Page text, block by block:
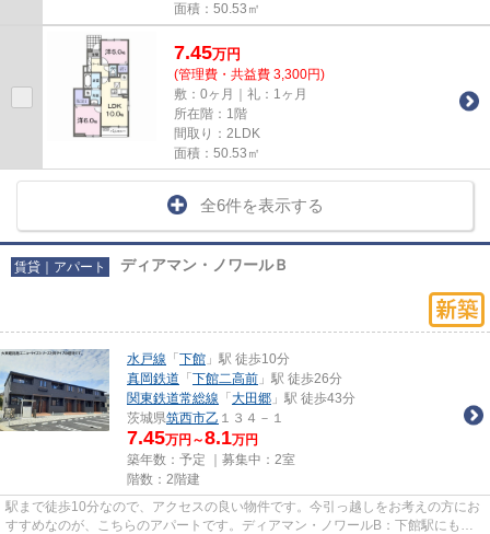
面積：50.53㎡
7.45万円
(管理費・共益費 3,300円)
敷：0ヶ月｜礼：1ヶ月
所在階：1階
間取り：2LDK
面積：50.53㎡
全6件を表示する
賃貸｜アパート ディアマン・ノワールＢ
水戸線 「 下館 」駅 徒歩10分
真岡鉄道 「 下館二高前 」駅 徒歩26分
関東鉄道常総線 「 大田郷 」駅 徒歩43分
茨城県筑西市乙 １３４－１
7.45万円～8.1万円
築年数：予定 ｜募集中： 2室
階数：2階建
駅まで徒歩10分なので、アクセスの良い物件です。今引っ越しをお考えの方にお
すすめなのが、こちらのアパートです。ディアマン・ノワールB：下館駅にも近